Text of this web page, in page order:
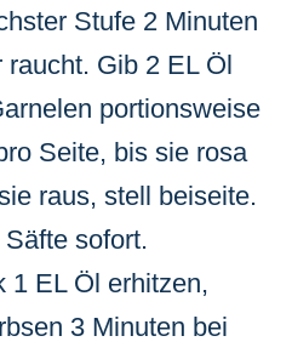
Stufe 2 Minuten
raucht. Gib 2 EL Öl
portionsweise
Seite, bis sie rosa
raus, stell beiseite.
sofort.
1 EL Öl erhitzen,
3 Minuten bei